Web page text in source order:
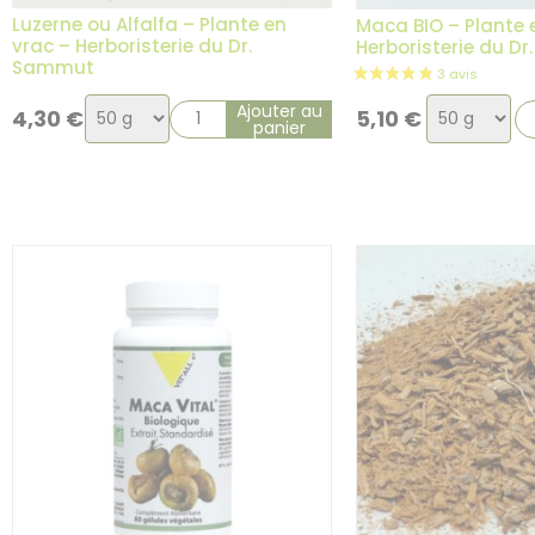
Luzerne ou Alfalfa – Plante en
vrac – Herboristerie du Dr.
Sammut
4,30 €Choix
de
Ajouter au
panier
Maca BIO – Plante
Herboristerie du
5,10 € Choix
de